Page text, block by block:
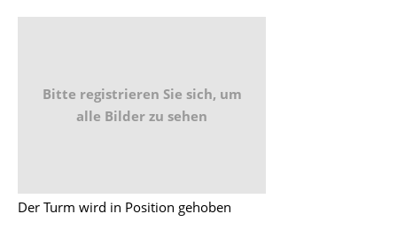
Bitte registrieren Sie sich, um
alle Bilder zu sehen
Der Turm wird in Position gehoben